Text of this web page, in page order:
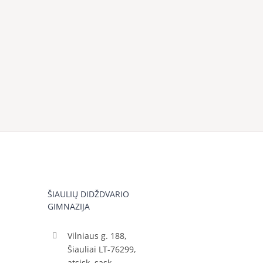
ŠIAULIŲ DIDŽDVARIO
GIMNAZIJA
Vilniaus g. 188,
Šiauliai LT-76299,